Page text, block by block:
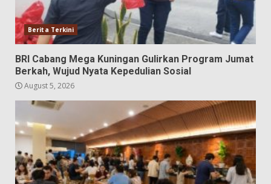
Berita Terkini
BRI Cabang Mega Kuningan Gulirkan Program Jumat
Berkah, Wujud Nyata Kepedulian Sosial
August 5, 2026